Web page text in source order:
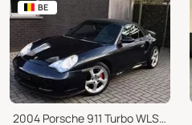
BE
2004 Porsche 911 Turbo WLS X50 Cabrio